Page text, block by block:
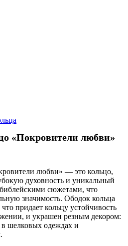
«Покровители любви»
любви» — это кольцо,
духовность и уникальный
сюжетами, что
значимость. Ободок кольца
придает кольцу устойчивость
и украшен резным декором:
шелковых одеждах и